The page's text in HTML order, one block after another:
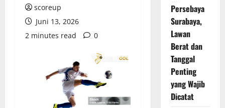
scoreup
Juni 13, 2026
2 minutes read
0
Persebaya
Surabaya,
Lawan
Berat dan
Tanggal
Penting
yang Wajib
Dicatat